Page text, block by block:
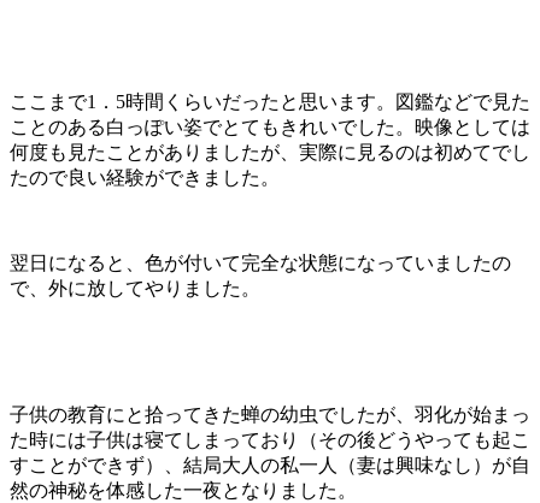
ここまで1．5時間くらいだったと思います。図鑑などで見た
ことのある白っぽい姿でとてもきれいでした。映像としては
何度も見たことがありましたが、実際に見るのは初めてでし
たので良い経験ができました。
翌日になると、色が付いて完全な状態になっていましたの
で、外に放してやりました。
子供の教育にと拾ってきた蝉の幼虫でしたが、羽化が始まっ
た時には子供は寝てしまっており（その後どうやっても起こ
すことができず）、結局大人の私一人（妻は興味なし）が自
然の神秘を体感した一夜となりました。